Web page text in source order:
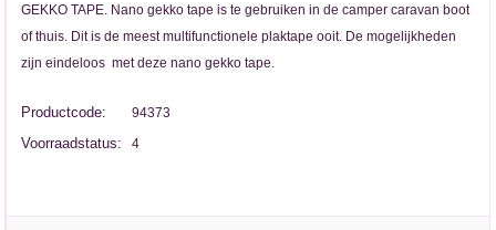
GEKKO TAPE. Nano gekko tape is te gebruiken in de camper caravan boot
of thuis. Dit is de meest multifunctionele plaktape ooit. De mogelijkheden
zijn eindeloos met deze nano gekko tape.
Productcode: 94373
Voorraadstatus: 4